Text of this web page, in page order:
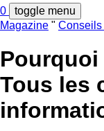
0
toggle menu
Magazine " Conseils
Tous les